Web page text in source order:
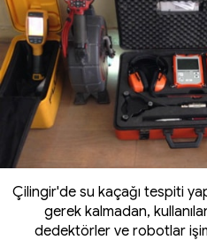
Çilingir'de su kaçağı tespiti
gerek kalmadan,
dedektörler ve robotlar